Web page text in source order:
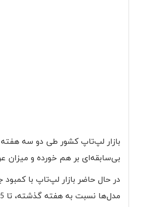
بازار لپ‌تاپ کشور طی دو سه هفته
بی‌سابقه‌ای بر هم خورده و میزان